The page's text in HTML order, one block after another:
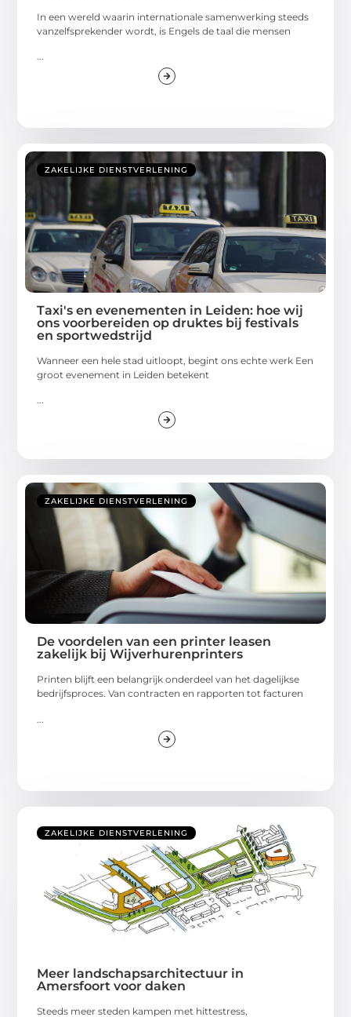
In een wereld waarin internationale samenwerking steeds
vanzelfsprekender wordt, is Engels de taal die mensen
...
ZAKELIJKE DIENSTVERLENING
Taxi's en evenementen in Leiden: hoe wij
ons voorbereiden op druktes bij festivals
en sportwedstrijd
Wanneer een hele stad uitloopt, begint ons echte werk Een
groot evenement in Leiden betekent
...
ZAKELIJKE DIENSTVERLENING
De voordelen van een printer leasen
zakelijk bij Wijverhurenprinters
Printen blijft een belangrijk onderdeel van het dagelijkse
bedrijfsproces. Van contracten en rapporten tot facturen
ZAKELIJKE DIENSTVERLENING
Meer landschapsarchitectuur in
Amersfoort voor daken
Steeds meer steden kampen met hittestress,